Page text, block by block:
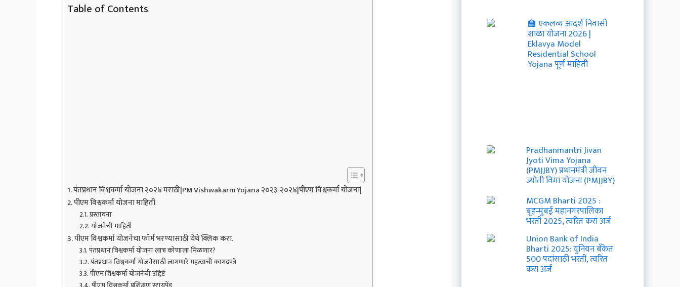
Table of Contents
पंतप्रधान विश्वकर्मा योजना २०२४ मराठी|PM Vishwakarm Yojana २०२३-२०२४|पीएम विश्वकर्मा योजना|
पीएम विश्वकर्मा योजना माहिती
प्रस्तावना
योजनेची माहिती
पीएम विश्वकर्मा योजनेचा फॉर्म भरण्यासाठी येथे क्लिक करा.
पंतप्रधान विश्वकर्मा योजना लाभ कोणाला मिळणार?
पंतप्रधान विश्वकर्मा योजनेसाठी लागणारे महत्वाची कागदपत्रे
पीएम विश्वकर्मा योजनेची उद्दिष्टे
🏫 एकलव्य आदर्श निवासी
शाळा योजना 2026 |
Eklavya Model
Residential School
Yojana पूर्ण माहिती
Pradhanmantri Jivan
Jyoti Vima Yojana
(PMJJBY) प्रधानमंत्री जीवन
ज्योती विमा योजना (PMJJBY)
MCGM Bharti 2025 :
बृहन्मुंबई महानगरपालिका
भरती 2025, त्वरित करा अर्ज
Union Bank of India
Bharti 2025: युनियन बँकेत
500 पदांसाठी भरती, त्वरित
करा अर्ज